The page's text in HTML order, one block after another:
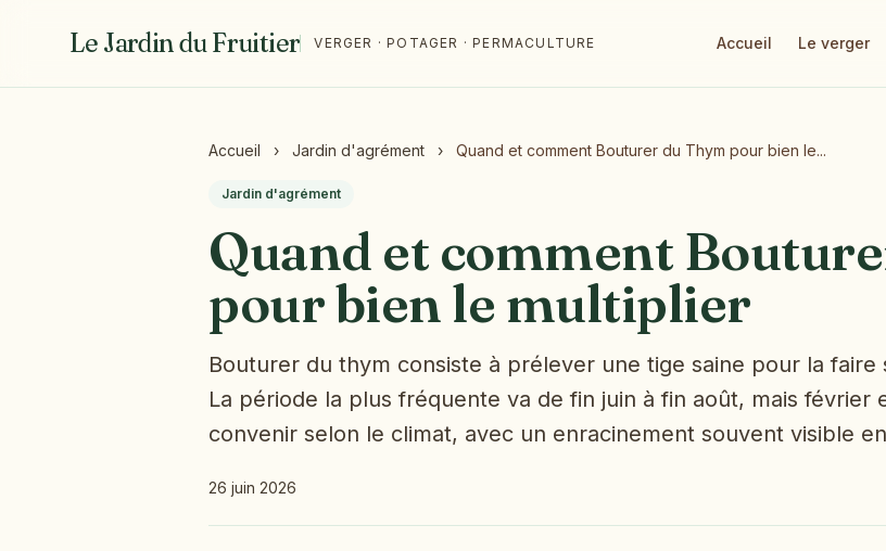
Le Jardin du Fruitier VERGER · POTAGER · PERMACULTURE Accueil Le verger
Accueil › Jardin d'agrément › Quand et comment Bouturer du Thym pour bien le...
Jardin d'agrément
Quand et comment
pour bien le multiplier
Bouturer du thym consiste à prélever une tige saine pour la faire
La période la plus fréquente va de fin juin à fin août, mais février
convenir selon le climat, avec un enracinement souvent visible
26 juin 2026